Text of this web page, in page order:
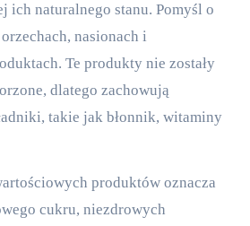
ich naturalnego stanu. Pomyśl o
nasionach i
Te produkty nie zostały
dlatego zachowują
takie jak błonnik, witaminy
produktów oznacza
cukru, niezdrowych